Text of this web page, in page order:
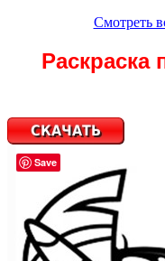
Смотреть
Раскраска
Save